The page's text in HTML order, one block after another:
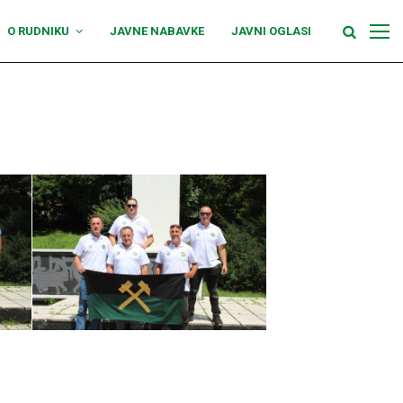
O RUDNIKU JAVNE NABAVKE JAVNI OGLASI